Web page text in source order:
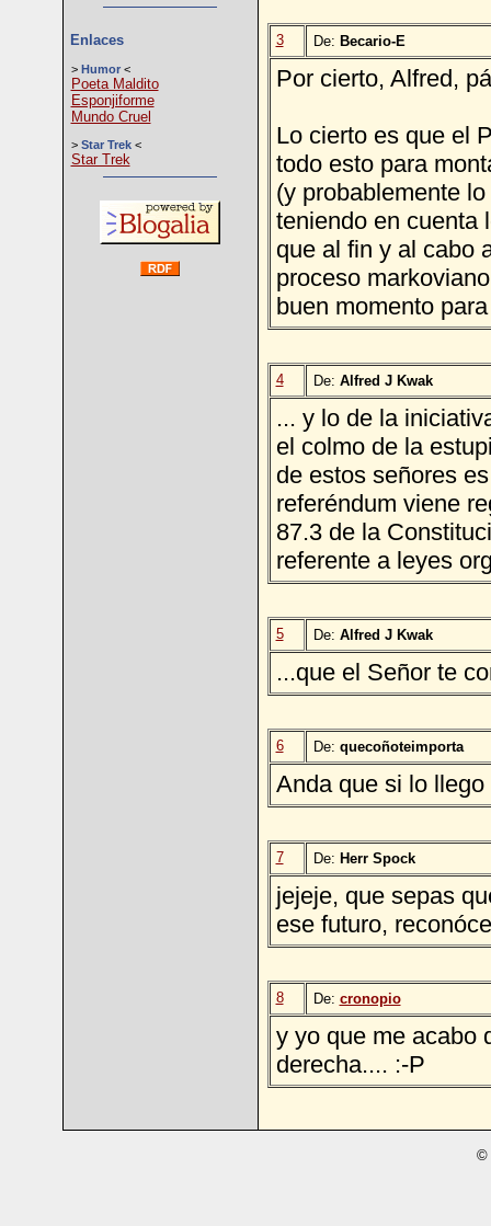
Enlaces
> Humor<
Poeta Maldito
Esponjiforme
Mundo Cruel
> Star Trek<
Star Trek
3 De: Becario-E
Por cierto, Alfred,
Lo cierto es que el
todo esto para
(y probablemente
teniendo en cuenta
que al fin y al cabo
proceso
buen momento
4 De: Alfred J Kwak
... y lo de la
el colmo de la
de estos señores
referéndum viene
87.3 de la
referente a leyes
5 De: Alfred J Kwak
...que el Señor te
6 De: quecoñoteimporta
Anda que si lo
7 De: Herr Spock
jejeje, que sepas
ese futuro,
8 De: cronopio
y yo que me acabo
derecha.... :-P
©